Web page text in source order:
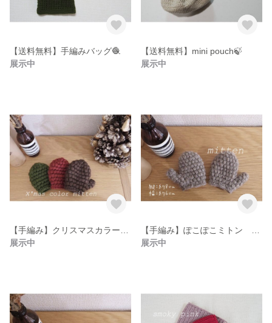
【送料無料】手編みバッグ🧶
展示中
【送料無料】mini pouch🍃
展示中
展示中
展示中